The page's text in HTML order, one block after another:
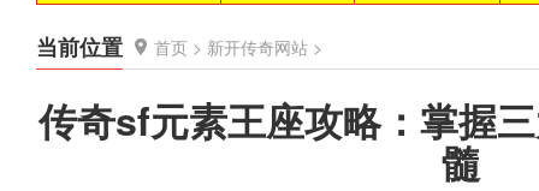
当前位置 首页 > 新开传奇网站 >
传奇sf元素王座攻略：掌握
髓